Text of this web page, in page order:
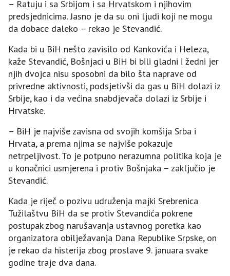
– Ratuju i sa Srbijom i sa Hrvatskom i njihovim
predsjednicima. Јasno je da su oni ljudi koji ne mogu
da dobace daleko – rekao je Stevandić.
Kada bi u BiH nešto zavisilo od Kankovića i Heleza,
kaže Stevandić, Bošnjaci u BiH bi bili gladni i žedni jer
njih dvojca nisu sposobni da bilo šta naprave od
privredne aktivnosti, podsjetivši da gas u BiH dolazi iz
Srbije, kao i da većina snabdjevača dolazi iz Srbije i
Hrvatske.
– BiH je najviše zavisna od svojih komšija Srba i
Hrvata, a prema njima se najviše pokazuje
netrpeljivost. To je potpuno nerazumna politika koja je
u konačnici usmjerena i protiv Bošnjaka – zaključio je
Stevandić.
Kada je riječ o pozivu udruženja majki Srebrenica
Tužilaštvu BiH da se protiv Stevandića pokrene
postupak zbog narušavanja ustavnog poretka kao
organizatora obilježavanja Dana Republike Srpske, on
je rekao da histerija zbog proslave 9. januara svake
godine traje dva dana.